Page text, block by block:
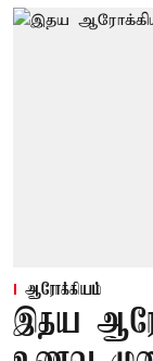
ஆரோக்கியம்
இதய